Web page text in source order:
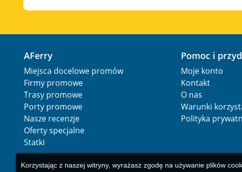
AFerry
Miejsca docelowe promów
Firmy promowe
Trasy promowe
Porty promowe
Nasze recenzje
Oferty specjalne
Statki
Pomoc i
Moje konto
Kontakt
O nas
Warunki
Polityka
Korzystając z naszej witryny, wyrażasz zgodę na używanie plików